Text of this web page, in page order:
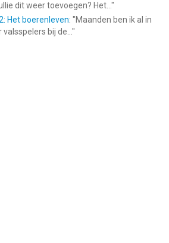
dit weer toevoegen? Het... "
Het boerenleven: "Maanden ben ik al in
bij de... "